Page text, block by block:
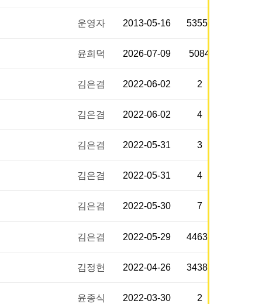
운영자 2013-05-16 53553
윤희덕 2026-07-09 5084
김은겸 2022-06-02 2
김은겸 2022-06-02 4
김은겸 2022-05-31 3
김은겸 2022-05-31 4
김은겸 2022-05-30 7
김은겸 2022-05-29 44632
김정헌 2022-04-26 34385
윤종식 2022-03-30 2